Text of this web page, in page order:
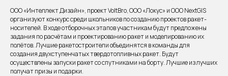
ООО «Интеллект Дизайн», проект VoltBro, ООО «Локус» и ООО NextGIS
организуют конкурс среди школьников по созданию проектов ракет-
носителей. В ходе отборочных этапов участникам будут предложены
задания по расчётам и проектированию ракет и моделированию их
полётов. Лучшие ракетостроители объединятся в команды для
создания двухступенчатых твердотопливных ракет. Будут
осуществлены запуски ракет со спутниками на борту. Лучшие из лучших
получат призы и подарки.